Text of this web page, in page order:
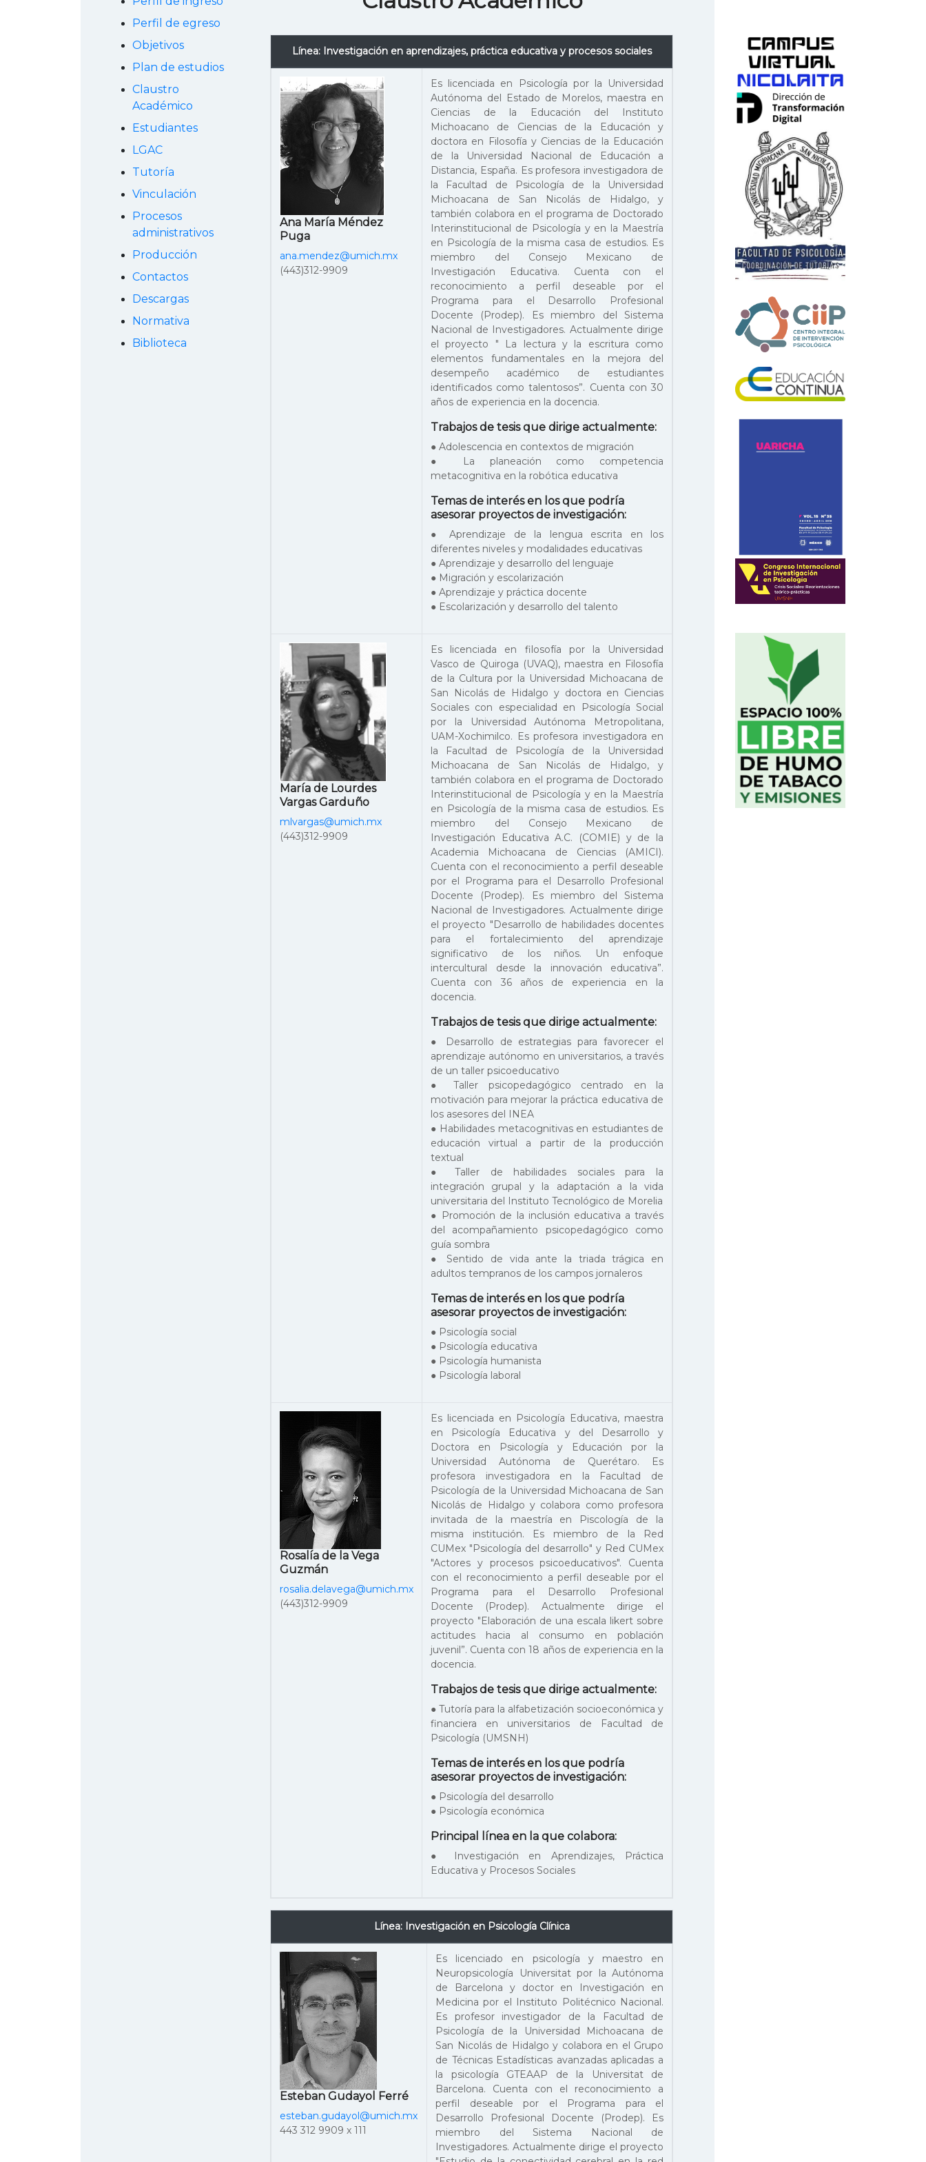
Perfil de egreso
Objetivos
Plan de estudios
Claustro
Académico
Estudiantes
LGAC
Tutoría
Vinculación
Procesos
administrativos
Producción
Contactos
Descargas
Normativa
Biblioteca
Línea: Investigación en aprendizajes, práctica educativa y procesos sociales
Ana María Méndez
Puga
ana.mendez@umich.mx
(443)312-9909
Es licenciada en Psicología por la Universidad
Autónoma del Estado de Morelos, maestra en
Ciencias de la Educación del Instituto
Michoacano de Ciencias de la Educación y
doctora en Filosofía y Ciencias de la Educación
de la Universidad Nacional de Educación a
Distancia, España. Es profesora investigadora de
la Facultad de Psicología de la Universidad
Michoacana de San Nicolás de Hidalgo, y
también colabora en el programa de Doctorado
Interinstitucional de Psicología y en la Maestría
en Psicología de la misma casa de estudios. Es
miembro del Consejo Mexicano de
Investigación Educativa. Cuenta con el
reconocimiento a perfil deseable por el
Programa para el Desarrollo Profesional
Docente (Prodep). Es miembro del Sistema
Nacional de Investigadores. Actualmente dirige
el proyecto " La lectura y la escritura como
elementos fundamentales en la mejora del
desempeño académico de estudiantes
identificados como talentosos”. Cuenta con 30
años de experiencia en la docencia.
Trabajos de tesis que dirige actualmente:
● Adolescencia en contextos de migración
● La planeación como competencia
metacognitiva en la robótica educativa
Temas de interés en los que podría
asesorar proyectos de investigación:
● Aprendizaje de la lengua escrita en los
diferentes niveles y modalidades educativas
● Aprendizaje y desarrollo del lenguaje
● Migración y escolarización
● Aprendizaje y práctica docente
● Escolarización y desarrollo del talento
María de Lourdes
Vargas Garduño
mlvargas@umich.mx
(443)312-9909
Es licenciada en filosofía por la Universidad
Vasco de Quiroga (UVAQ), maestra en Filosofía
de la Cultura por la Universidad Michoacana de
San Nicolás de Hidalgo y doctora en Ciencias
Sociales con especialidad en Psicología Social
por la Universidad Autónoma Metropolitana,
UAM-Xochimilco. Es profesora investigadora en
la Facultad de Psicología de la Universidad
Michoacana de San Nicolás de Hidalgo, y
también colabora en el programa de Doctorado
Interinstitucional de Psicología y en la Maestría
en Psicología de la misma casa de estudios. Es
miembro del Consejo Mexicano de
Investigación Educativa A.C. (COMIE) y de la
Academia Michoacana de Ciencias (AMICI).
Cuenta con el reconocimiento a perfil deseable
por el Programa para el Desarrollo Profesional
Docente (Prodep). Es miembro del Sistema
Nacional de Investigadores. Actualmente dirige
el proyecto "Desarrollo de habilidades docentes
para el fortalecimiento del aprendizaje
significativo de los niños. Un enfoque
intercultural desde la innovación educativa”.
Cuenta con 36 años de experiencia en la
docencia.
Trabajos de tesis que dirige actualmente:
● Desarrollo de estrategias para favorecer el
aprendizaje autónomo en universitarios, a través
de un taller psicoeducativo
● Taller psicopedagógico centrado en la
motivación para mejorar la práctica educativa de
los asesores del INEA
● Habilidades metacognitivas en estudiantes de
educación virtual a partir de la producción
textual
● Taller de habilidades sociales para la
integración grupal y la adaptación a la vida
universitaria del Instituto Tecnológico de Morelia
● Promoción de la inclusión educativa a través
del acompañamiento psicopedagógico como
guía sombra
● Sentido de vida ante la triada trágica en
adultos tempranos de los campos jornaleros
Temas de interés en los que podría
asesorar proyectos de investigación:
● Psicología social
● Psicología educativa
● Psicología humanista
● Psicología laboral
Rosalía de la Vega
Guzmán
rosalia.delavega@umich.mx
(443)312-9909
Es licenciada en Psicología Educativa, maestra
en Psicología Educativa y del Desarrollo y
Doctora en Psicología y Educación por la
Universidad Autónoma de Querétaro. Es
profesora investigadora en la Facultad de
Psicología de la Universidad Michoacana de San
Nicolás de Hidalgo y colabora como profesora
invitada de la maestría en Piscología de la
misma institución. Es miembro de la Red
CUMex "Psicología del desarrollo" y Red CUMex
"Actores y procesos psicoeducativos". Cuenta
con el reconocimiento a perfil deseable por el
Programa para el Desarrollo Profesional
Docente (Prodep). Actualmente dirige el
proyecto "Elaboración de una escala likert sobre
actitudes hacia al consumo en población
juvenil”. Cuenta con 18 años de experiencia en la
docencia.
Trabajos de tesis que dirige actualmente:
● Tutoría para la alfabetización socioeconómica y
financiera en universitarios de Facultad de
Psicología (UMSNH)
Temas de interés en los que podría
asesorar proyectos de investigación:
● Psicología del desarrollo
● Psicología económica
Principal línea en la que colabora:
● Investigación en Aprendizajes, Práctica
Educativa y Procesos Sociales
Línea: Investigación en Psicología Clínica
Esteban Gudayol Ferré
esteban.gudayol@umich.mx
443 312 9909 x 111
Es licenciado en psicología y maestro en
Neuropsicología Universitat por la Autónoma
de Barcelona y doctor en Investigación en
Medicina por el Instituto Politécnico Nacional.
Es profesor investigador de la Facultad de
Psicología de la Universidad Michoacana de
San Nicolás de Hidalgo y colabora en el Grupo
de Técnicas Estadísticas avanzadas aplicadas a
la psicología GTEAAP de la Universitat de
Barcelona. Cuenta con el reconocimiento a
perfil deseable por el Programa para el
Desarrollo Profesional Docente (Prodep). Es
miembro del Sistema Nacional de
Investigadores. Actualmente dirige el proyecto